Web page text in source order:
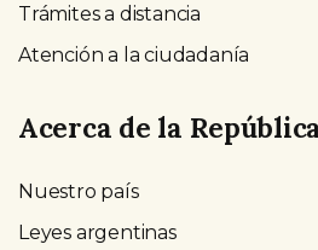
Trámites a distancia
Atención a la ciudadanía
Acerca de la
Nuestro país
Leyes argentinas